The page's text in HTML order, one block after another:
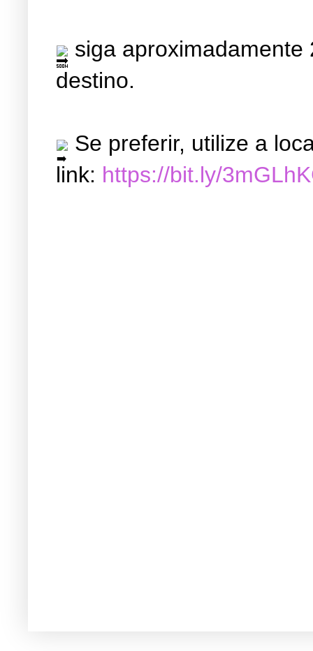
siga
destino.
Se preferir, utilize a
link: https://bit.ly/